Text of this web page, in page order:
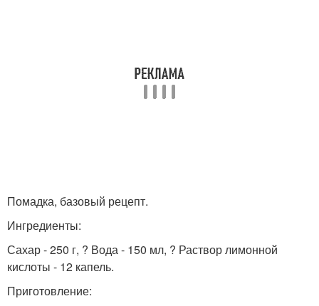
Помадка, базовый рецепт.
Ингредиенты:
Сахар - 250 г, ? Вода - 150 мл, ? Раствор лимонной
кислоты - 12 капель.
Приготовление: